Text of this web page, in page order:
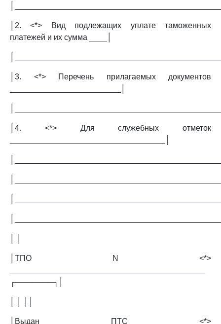
│2. <*> Вид подлежащих уплате таможенных
платежей и их сумма ____│
│3. <*> Перечень прилагаемых документов
│4. <*> Для служебных отметок
│ТПО N <*>
┌───────┐│
│Выдан ПТС <*>